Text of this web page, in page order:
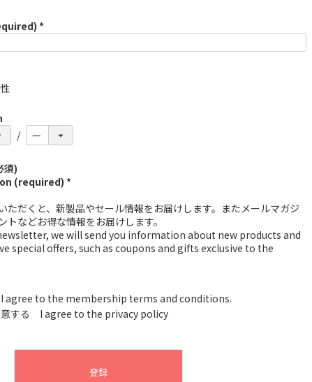
*
須)
(required) *
ただくと、新製品やセール情報をお届けします。またメールマガジ
トなどお得な情報をお届けします。
we will send you information about new products and
special offers, such as coupons and gifts exclusive to the
agree to the membership terms and conditions.
意する I agree to the privacy policy
登録